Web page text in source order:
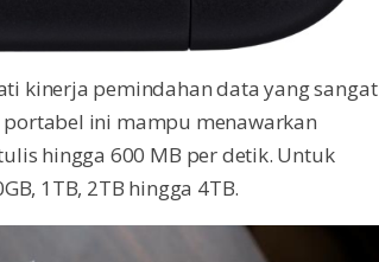
kinerja pemindahan data yang sangat
portabel ini mampu menawarkan
hingga 600 MB per detik. Untuk
1TB, 2TB hingga 4TB.